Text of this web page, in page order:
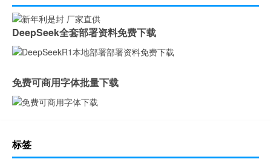
DeepSeek全套部署资料免费下载
免费可商用字体批量下载
标签